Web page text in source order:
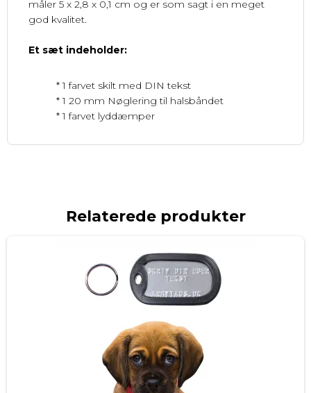
måler 5 x 2,8 x 0,1 cm og er som sagt i en meget
god kvalitet.
Et sæt indeholder:
* 1 farvet skilt med DIN tekst
* 1 20 mm Nøglering til halsbåndet
* 1 farvet lyddæmper
Relaterede produkter